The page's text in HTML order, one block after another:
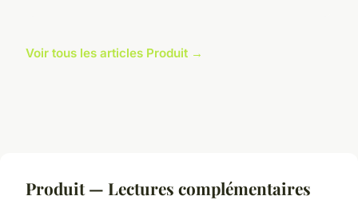
Voir tous les articles Produit →
Produit — Lectures complémentaires